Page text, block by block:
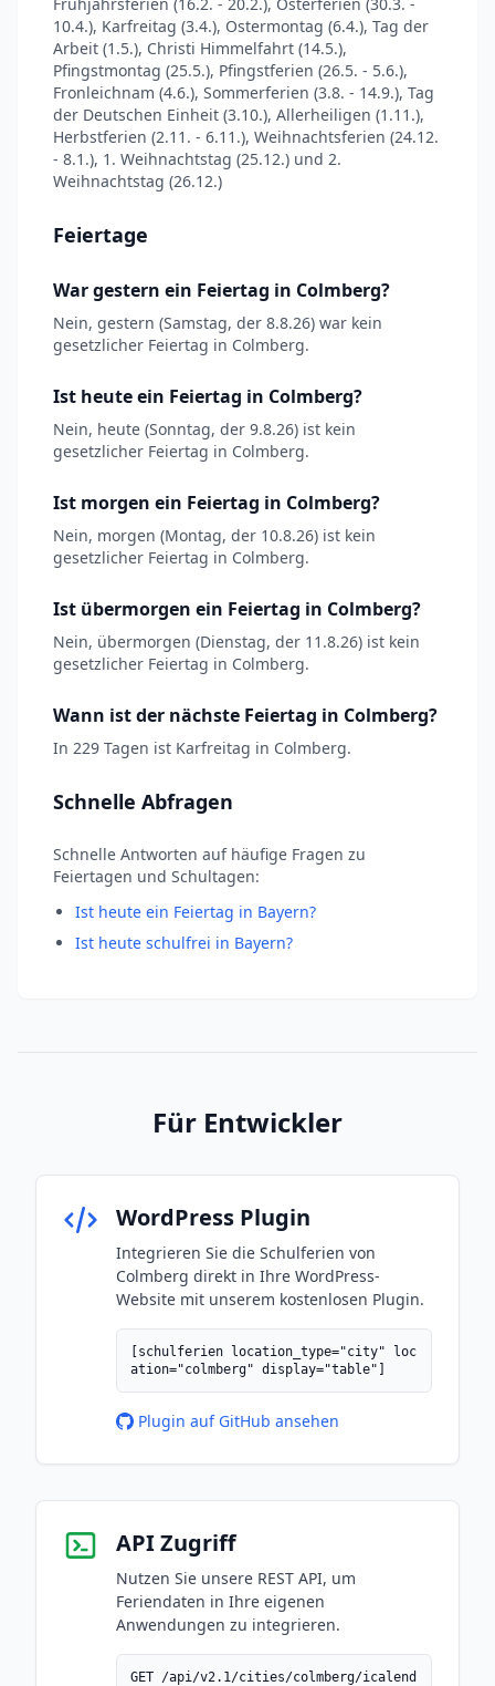
10.4.), Karfreitag (3.4.), Ostermontag (6.4.), Tag der
Arbeit (1.5.), Christi Himmelfahrt (14.5.),
Pfingstmontag (25.5.), Pfingstferien (26.5. - 5.6.),
Fronleichnam (4.6.), Sommerferien (3.8. - 14.9.), Tag
der Deutschen Einheit (3.10.), Allerheiligen (1.11.),
Herbstferien (2.11. - 6.11.), Weihnachtsferien (24.12.
- 8.1.), 1. Weihnachtstag (25.12.) und 2.
Weihnachtstag (26.12.)
Feiertage
War gestern ein Feiertag in Colmberg?
Nein, gestern (Samstag, der 8.8.26) war kein
gesetzlicher Feiertag in Colmberg.
Ist heute ein Feiertag in Colmberg?
Nein, heute (Sonntag, der 9.8.26) ist kein
gesetzlicher Feiertag in Colmberg.
Ist morgen ein Feiertag in Colmberg?
Nein, morgen (Montag, der 10.8.26) ist kein
gesetzlicher Feiertag in Colmberg.
Ist übermorgen ein Feiertag in Colmberg?
Nein, übermorgen (Dienstag, der 11.8.26) ist kein
gesetzlicher Feiertag in Colmberg.
Wann ist der nächste Feiertag in Colmberg?
In 229 Tagen ist Karfreitag in Colmberg.
Schnelle Abfragen
Schnelle Antworten auf häufige Fragen zu
Feiertagen und Schultagen:
Ist heute ein Feiertag in Bayern?
Ist heute schulfrei in Bayern?
Für Entwickler
WordPress Plugin
Integrieren Sie die Schulferien von
Colmberg direkt in Ihre WordPress-
Website mit unserem kostenlosen Plugin.
[schulferien location_type="city" loc
ation="colmberg" display="table"]
Plugin auf GitHub ansehen
API Zugriff
Nutzen Sie unsere REST API, um
Feriendaten in Ihre eigenen
Anwendungen zu integrieren.
GET /api/v2.1/cities/colmberg/icalend